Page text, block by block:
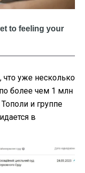
что уже несколько
более чем 1 млн
и группе
в